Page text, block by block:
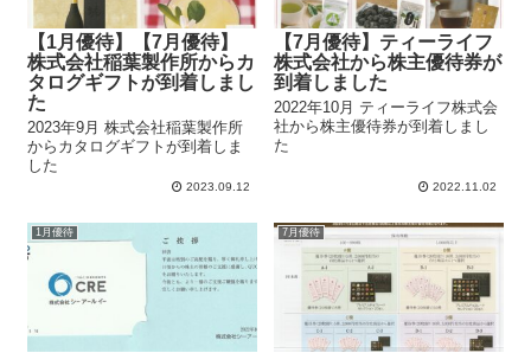
【1月優待】【7月優待】
株式会社稲葉製作所からカ
タログギフトが到着しまし
た
2023年9月 株式会社稲葉製作所
からカタログギフトが到着しま
した
2023.09.12
【7月優待】ティーライフ
株式会社から株主優待券が
到着しました
2022年10月 ティーライフ株式会
社から株主優待券が到着しまし
た
2022.11.02
1月優待 7月優待